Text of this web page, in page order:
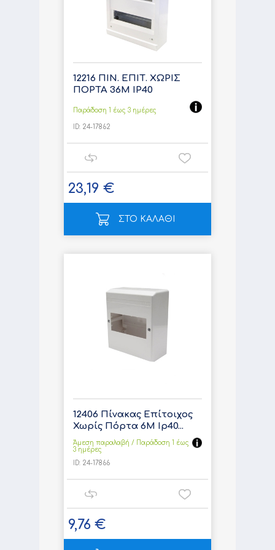
12216 ΠΙΝ. ΕΠΙΤ. ΧΩΡΙΣ
ΠΟΡΤΑ 36M IP40
Παράδοση 1 έως 3 ημέρες
ID: 24-17862
23,19 €
ΣΤΟ ΚΑΛΑΘΙ
12406 Πίνακας Επίτοιχος
Χωρίς Πόρτα 6Μ Ip40...
Άμεση παραλαβή / Παράδoση 1 έως
3 ημέρες
ID: 24-17866
9,76 €